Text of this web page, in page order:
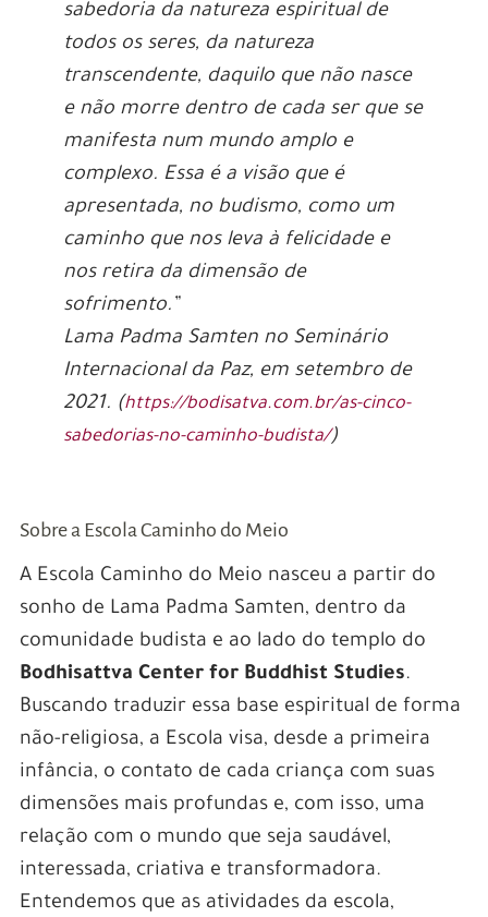
sabedoria da natureza espiritual de
todos os seres, da natureza
transcendente, daquilo que não nasce
e não morre dentro de cada ser que se
manifesta num mundo amplo e
complexo. Essa é a visão que é
apresentada, no budismo, como um
caminho que nos leva à felicidade e
nos retira da dimensão de
sofrimento.”
Lama Padma Samten no Seminário
Internacional da Paz, em setembro de
2021. (https://bodisatva.com.br/as-cinco-
sabedorias-no-caminho-budista/)
Sobre a Escola Caminho do Meio
A Escola Caminho do Meio nasceu a partir do
sonho de Lama Padma Samten, dentro da
comunidade budista e ao lado do templo do
Bodhisattva Center for Buddhist Studies.
Buscando traduzir essa base espiritual de forma
não-religiosa, a Escola visa, desde a primeira
infância, o contato de cada criança com suas
dimensões mais profundas e, com isso, uma
relação com o mundo que seja saudável,
interessada, criativa e transformadora.
Entendemos que as atividades da escola,